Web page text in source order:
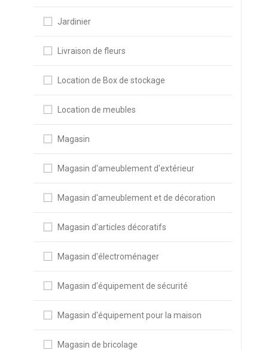
Jardinier
Livraison de fleurs
Location de Box de stockage
Location de meubles
Magasin
Magasin d'ameublement d'extérieur
Magasin d'ameublement et de décoration
Magasin d'articles décoratifs
Magasin d'électroménager
Magasin d'équipement de sécurité
Magasin d'équipement pour la maison
Magasin de bricolage